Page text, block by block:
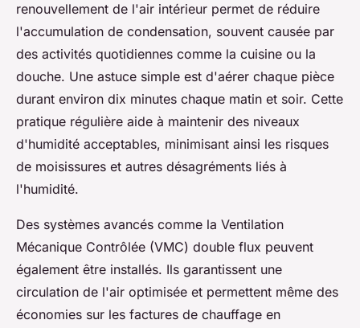
renouvellement de l'air intérieur permet de réduire
l'accumulation de condensation, souvent causée par
des activités quotidiennes comme la cuisine ou la
douche. Une astuce simple est d'aérer chaque pièce
durant environ dix minutes chaque matin et soir. Cette
pratique régulière aide à maintenir des niveaux
d'humidité acceptables, minimisant ainsi les risques
de moisissures et autres désagréments liés à
l'humidité.
Des systèmes avancés comme la Ventilation
Mécanique Contrôlée (VMC) double flux peuvent
également être installés. Ils garantissent une
circulation de l'air optimisée et permettent même des
économies sur les factures de chauffage en